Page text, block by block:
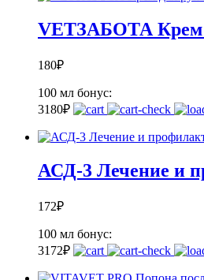
VETЗАБОТА Крем
180₽
100 мл бонус:
3180₽
АСД-3 Лечение и
172₽
100 мл бонус:
3172₽